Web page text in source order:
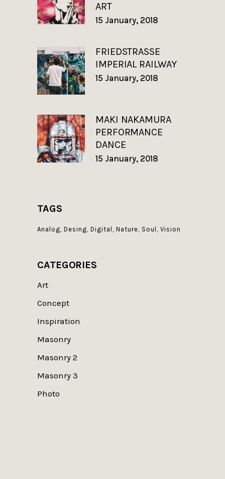
ART
15 January, 2018
FRIEDSTRASSE
IMPERIAL RAILWAY
15 January, 2018
MAKI NAKAMURA
PERFORMANCE
DANCE
15 January, 2018
TAGS
Analog Desing Digital Nature Soul Vision
CATEGORIES
Art
Concept
Inspiration
Masonry
Masonry 2
Masonry 3
Photo